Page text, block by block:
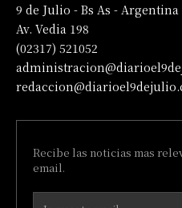
9 de Julio - Bs As - Argentina
Av. Vedia 198
(02317) 521052
Recibe las noticias mas
email.